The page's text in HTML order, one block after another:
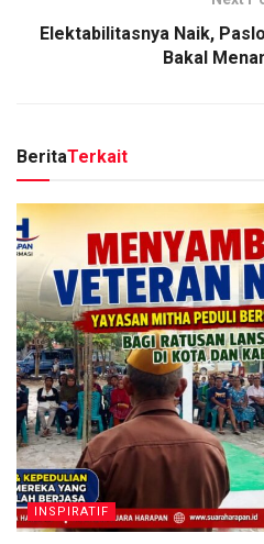
Elektabilitasnya Naik,
Bakal
BeritaTerkait
INSPIRATIF